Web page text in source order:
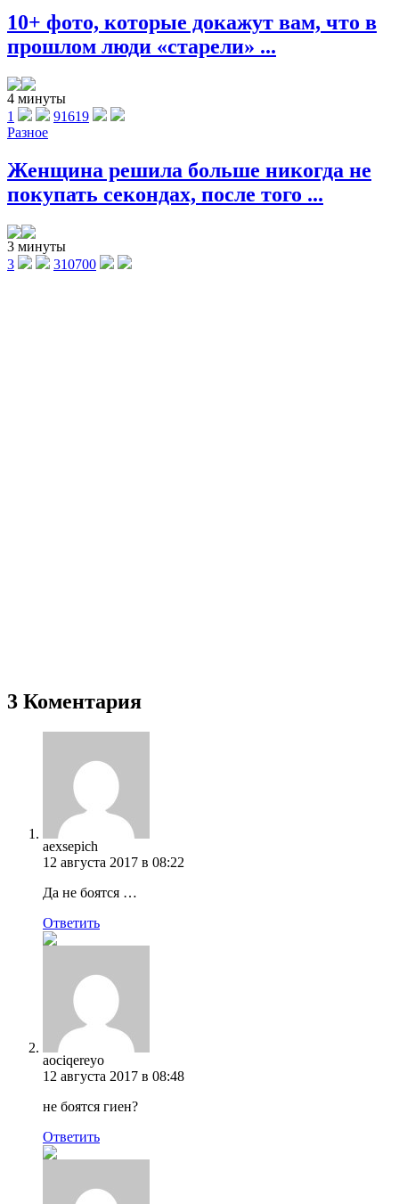
10+ фото, которые докажут вам, что в
прошлом люди «старели» ...
4 минуты
1
91619
Разное
Женщина решила больше никогда не
покупать секондах, после того ...
3 минуты
3
310700
3 Коментария
aexsepich
12 августа 2017 в 08:22
Да не боятся …
Ответить
aociqereyo
12 августа 2017 в 08:48
не боятся гиен?
Ответить